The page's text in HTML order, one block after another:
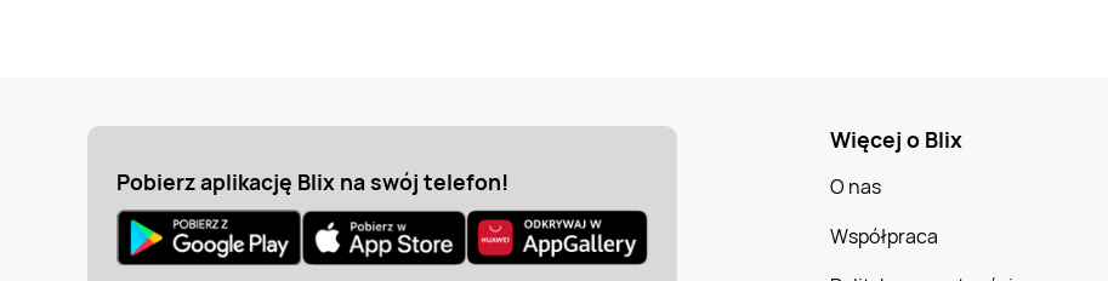
Pobierz aplikację Blix na swój telefon!
Więcej o Blix
O nas
Współpraca